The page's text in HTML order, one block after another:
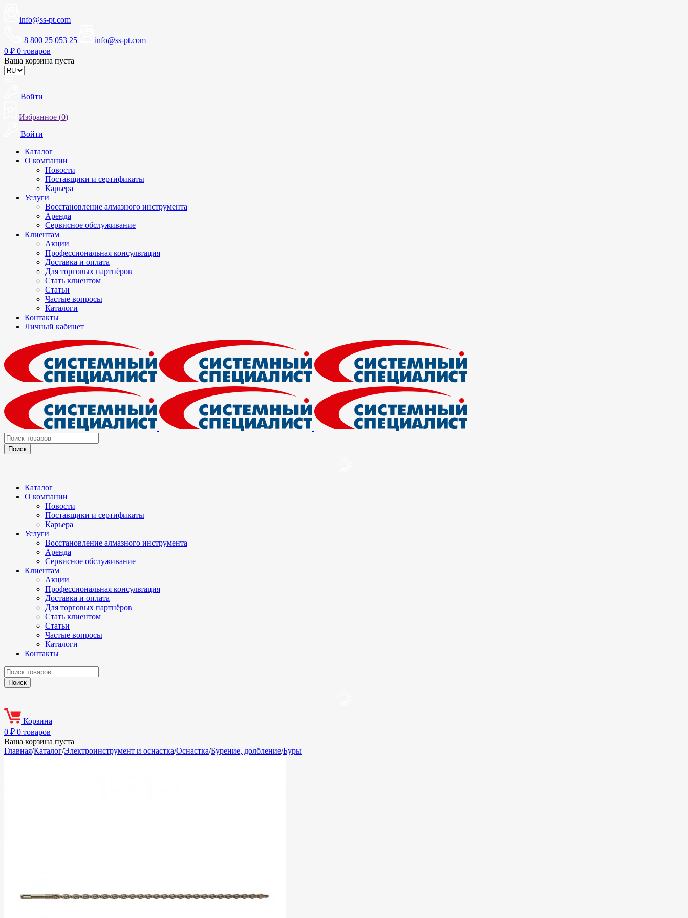
info@ss-pt.com
8 800 25 053 25
info@ss-pt.com
0 ₽ 0 товаров
Ваша корзина пуста
Войти
Избранное (0)
Войти
Каталог
О компании
Новости
Поставщики и сертификаты
Карьера
Услуги
Восстановление алмазного инструмента
Аренда
Сервисное обслуживание
Клиентам
Акции
Профессиональная консультация
Доставка и оплата
Для торговых партнёров
Стать клиентом
Статьи
Частые вопросы
Каталоги
Контакты
Личный кабинет
Каталог
О компании
Новости
Поставщики и сертификаты
Карьера
Услуги
Восстановление алмазного инструмента
Аренда
Сервисное обслуживание
Клиентам
Акции
Профессиональная консультация
Доставка и оплата
Для торговых партнёров
Стать клиентом
Статьи
Частые вопросы
Каталоги
Контакты
Корзина
0 ₽ 0 товаров
Ваша корзина пуста
Главная/Каталог/Электроинструмент и оснастка/Оснастка/Бурение, долбление/Буры